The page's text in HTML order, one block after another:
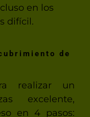
en los
difícil.
de
realizar un
excelente,
en 4 pasos: